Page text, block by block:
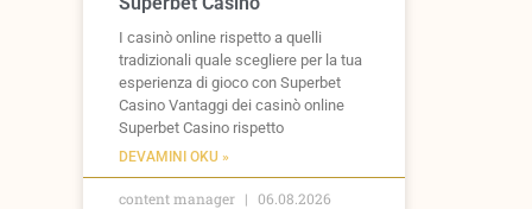
I casinò online rispetto a quelli
tradizionali quale scegliere per la tua
esperienza di gioco con Superbet
Casino Vantaggi dei casinò online
Superbet Casino rispetto
DEVAMINI OKU »
content manager 06.08.2026